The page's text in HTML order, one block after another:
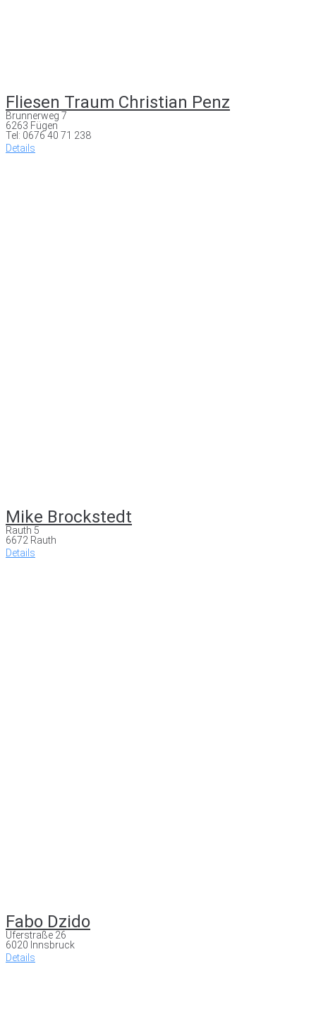
Fliesen Traum Christian Penz
Brunnerweg 7
6263 Fügen
Tel: 0676 40 71 238
Details
Mike Brockstedt
Rauth 5
6672 Rauth
Details
Fabo Dzido
Uferstraße 26
6020 Innsbruck
Details